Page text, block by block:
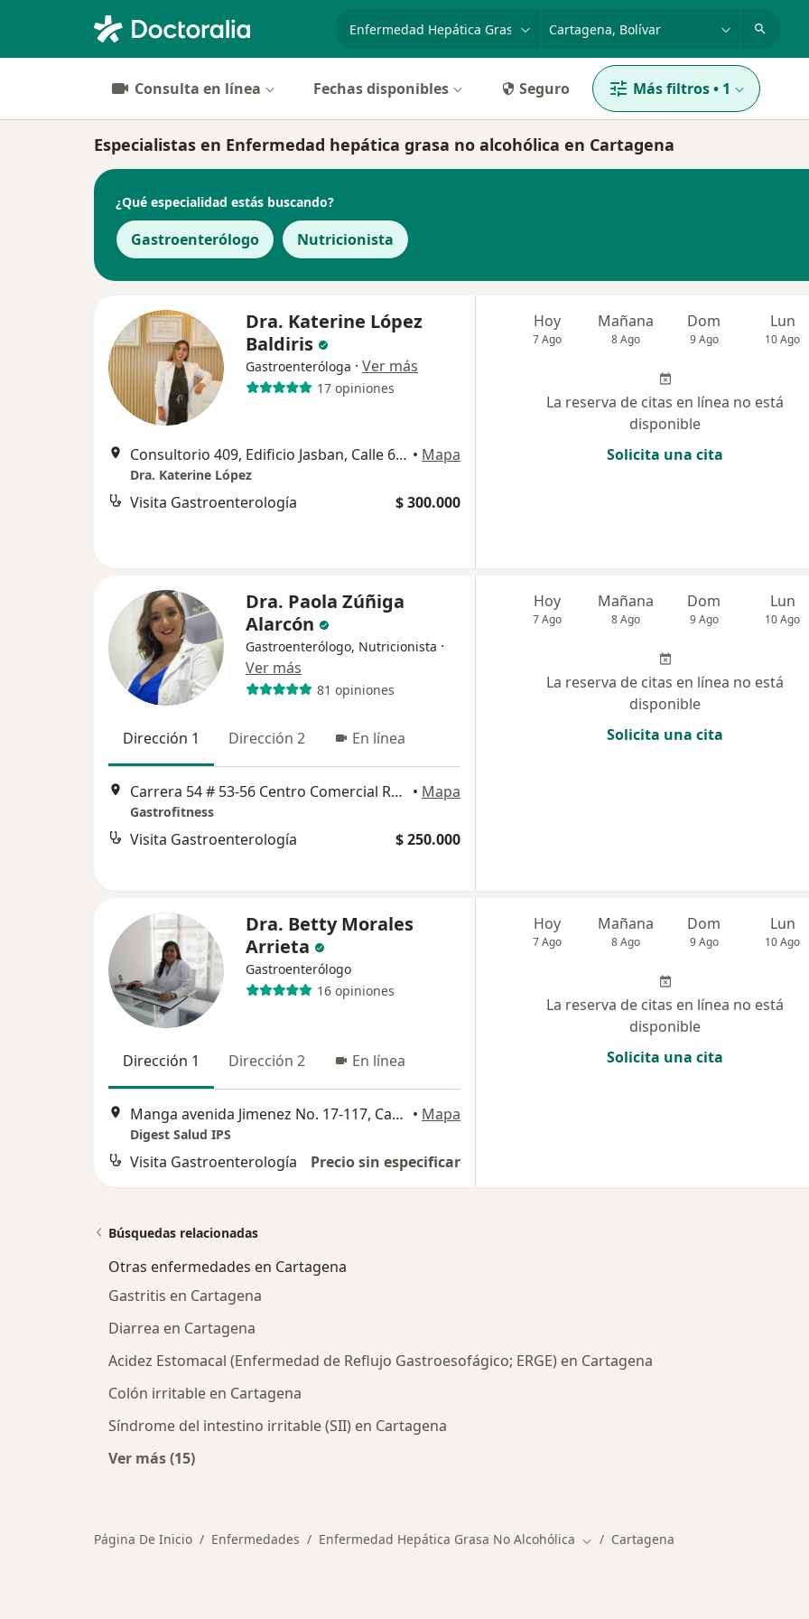
especialidad, enfermedad o nombre
Consulta en línea Fechas disponibles Seguro Más filtros• 1
Especialistas en Enfermedad hepática grasa no alcohólica en Cartagena
¿Qué especialidad estás buscando?
Gastroenterólogo Nutricionista
Dra. Katerine López
Baldiris
Gastroenteróloga · Ver más
17 opiniones
Consultorio 409, Edificio Jasban, Calle 6A #3-17 Bocagrande, Cartagena • Mapa
Dra. Katerine López
Visita Gastroenterología $ 300.000
Hoy
7 Ago
Mañana
8 Ago
Dom
9 Ago
Lun
10 Ago
La reserva de citas en línea no está
disponible
Solicita una cita
Dra. Paola Zúñiga
Alarcón
Gastroenterólogo, Nutricionista ·
Ver más
81 opiniones
Dirección 1 Dirección 2 En línea
Carrera 54 # 53-56 Centro Comercial Ronda Real, Cartagena • Mapa
Gastrofitness
Visita Gastroenterología $ 250.000
Hoy
7 Ago
Mañana
8 Ago
Dom
9 Ago
Lun
10 Ago
La reserva de citas en línea no está
disponible
Solicita una cita
Dra. Betty Morales
Arrieta
Gastroenterólogo
16 opiniones
Dirección 1 Dirección 2 En línea
Manga avenida Jimenez No. 17-117, Cartagena • Mapa
Digest Salud IPS
Visita Gastroenterología Precio sin especificar
Hoy
7 Ago
Mañana
8 Ago
Dom
9 Ago
Lun
10 Ago
La reserva de citas en línea no está
disponible
Solicita una cita
Búsquedas relacionadas
Otras enfermedades en Cartagena
Gastritis en Cartagena
Diarrea en Cartagena
Acidez Estomacal (Enfermedad de Reflujo Gastroesofágico; ERGE) en Cartagena
Colón irritable en Cartagena
Síndrome del intestino irritable (SII) en Cartagena
Ver más (15)
Página De Inicio Enfermedades Enfermedad Hepática Grasa No Alcohólica Cambiar de ciudad
Cartagena